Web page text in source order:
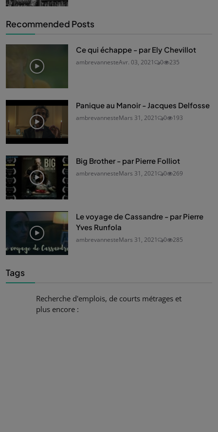
Recommended Posts
Ce qui échappe - par Ely Chevillot
ambrevannesteAvr. 03, 2021 0 235
Panique au Manoir - Jacques Delfosse
ambrevannesteMars 31, 2021 0 193
Big Brother - par Pierre Folliot
ambrevannesteMars 31, 2021 0 269
Le voyage de Cassandre - par Pierre
Yves Runfola
ambrevannesteMars 31, 2021 0 285
Tags
Recherche d'emplois, de courts métrages et
plus encore :